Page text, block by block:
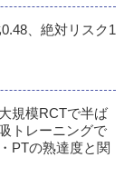
、絶対リスク1
規模RCTで半ば
トレーニングで
PTの熟達度と関